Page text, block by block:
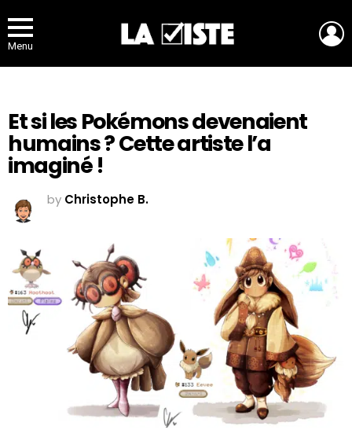
Menu
Et si les Pokémons devenaient
humains ? Cette artiste l’a
imaginé !
by Christophe B.